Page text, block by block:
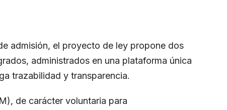
admisión, el proyecto de ley propone dos
administrados en una plataforma única
trazabilidad y transparencia.
de carácter voluntaria para